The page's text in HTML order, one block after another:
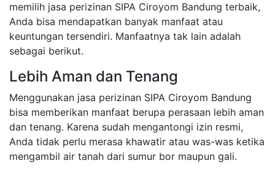
memilih jasa perizinan SIPA Ciroyom Bandung terbaik,
Anda bisa mendapatkan banyak manfaat atau
keuntungan tersendiri. Manfaatnya tak lain adalah
sebagai berikut.
Lebih Aman dan Tenang
Menggunakan jasa perizinan SIPA Ciroyom Bandung
bisa memberikan manfaat berupa perasaan lebih aman
dan tenang. Karena sudah mengantongi izin resmi,
Anda tidak perlu merasa khawatir atau was-was ketika
mengambil air tanah dari sumur bor maupun gali.